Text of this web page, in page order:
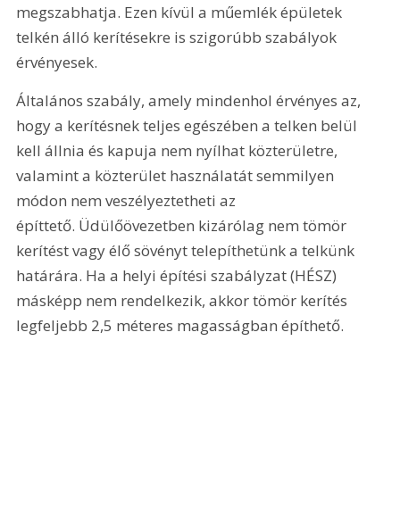
megszabhatja. Ezen kívül a műemlék épületek
telkén álló kerítésekre is szigorúbb szabályok
érvényesek.
Általános szabály, amely mindenhol érvényes az,
hogy a kerítésnek teljes egészében a telken belül
kell állnia és kapuja nem nyílhat közterületre,
valamint a közterület használatát semmilyen
módon nem veszélyeztetheti az
építtető. Üdülőövezetben kizárólag nem tömör
kerítést vagy élő sövényt telepíthetünk a telkünk
határára. Ha a helyi építési szabályzat (HÉSZ)
másképp nem rendelkezik, akkor tömör kerítés
legfeljebb 2,5 méteres magasságban építhető.